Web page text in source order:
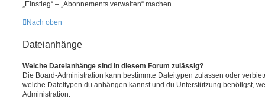
„Einstieg“ – „Abonnements verwalten“ machen.
Nach oben
Dateianhänge
Welche Dateianhänge sind in diesem Forum zulässig?
Die Board-Administration kann bestimmte Dateitypen zulassen oder
welche Dateitypen du anhängen kannst und du Unterstützung benötigst,
Administration.